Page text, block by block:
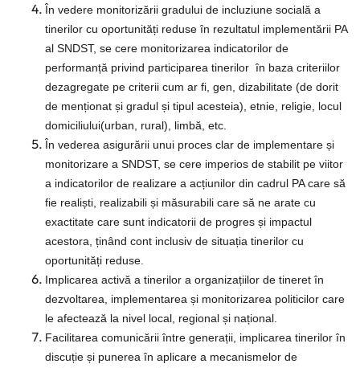
În vedere monitorizării gradului de incluziune socială a
tinerilor cu oportunități reduse în rezultatul implementării PA
al SNDST, se cere monitorizarea indicatorilor de
performanță privind participarea tinerilor în baza criteriilor
dezagregate pe criterii cum ar fi, gen, dizabilitate (de dorit
de menționat și gradul și tipul acesteia), etnie, religie, locul
domiciliului(urban, rural), limbă, etc.
În vederea asigurării unui proces clar de implementare și
monitorizare a SNDST, se cere imperios de stabilit pe viitor
a indicatorilor de realizare a acțiunilor din cadrul PA care să
fie realiști, realizabili și măsurabili care să ne arate cu
exactitate care sunt indicatorii de progres și impactul
acestora, ținând cont inclusiv de situația tinerilor cu
oportunități reduse.
Implicarea activă a tinerilor a organizațiilor de tineret în
dezvoltarea, implementarea și monitorizarea politicilor care
le afectează la nivel local, regional și național.
Facilitarea comunicării între generații, implicarea tinerilor în
discuție și punerea în aplicare a mecanismelor de